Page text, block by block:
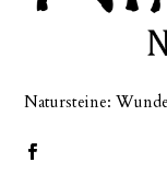
Natursteine: